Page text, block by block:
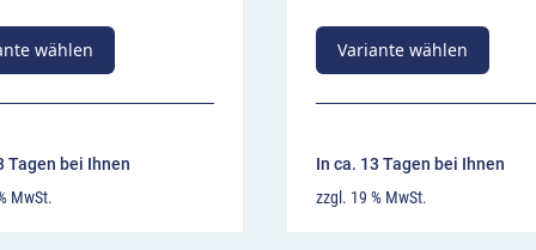
75
Egal, ob an
wählen
Tagen bei Ihnen
MwSt.
Variante wählen
In ca. 13 Tagen bei Ihnen
zzgl. 19 % MwSt.